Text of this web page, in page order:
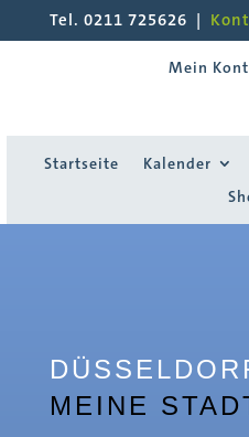
Tel. 0211 725626 |
Mein
Startseite Kalender
MEINE